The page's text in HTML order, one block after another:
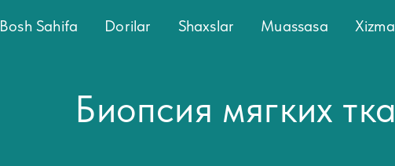
Bosh Sahifa Dorilar Shaxslar Muassasa
Биопсия мягких